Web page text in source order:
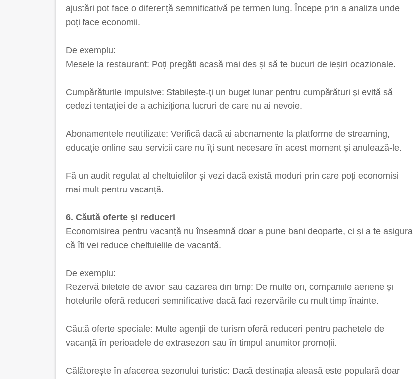
ajustări pot face o diferență semnificativă pe termen lung. Începe prin a analiza unde
poți face economii.
De exemplu:
Mesele la restaurant: Poți pregăti acasă mai des și să te bucuri de ieșiri ocazionale.
Cumpărăturile impulsive: Stabilește-ți un buget lunar pentru cumpărături și evită să
cedezi tentației de a achiziționa lucruri de care nu ai nevoie.
Abonamentele neutilizate: Verifică dacă ai abonamente la platforme de streaming,
educație online sau servicii care nu îți sunt necesare în acest moment și anulează-le.
Fă un audit regulat al cheltuielilor și vezi dacă există moduri prin care poți economisi
mai mult pentru vacanță.
6. Căută oferte și reduceri
Economisirea pentru vacanță nu înseamnă doar a pune bani deoparte, ci și a te asigura
că îți vei reduce cheltuielile de vacanță.
De exemplu:
Rezervă biletele de avion sau cazarea din timp: De multe ori, companiile aeriene și
hotelurile oferă reduceri semnificative dacă faci rezervările cu mult timp înainte.
Căută oferte speciale: Multe agenții de turism oferă reduceri pentru pachetele de
vacanță în perioadele de extrasezon sau în timpul anumitor promoții.
Călătorește în afacerea sezonului turistic: Dacă destinația aleasă este populară doar